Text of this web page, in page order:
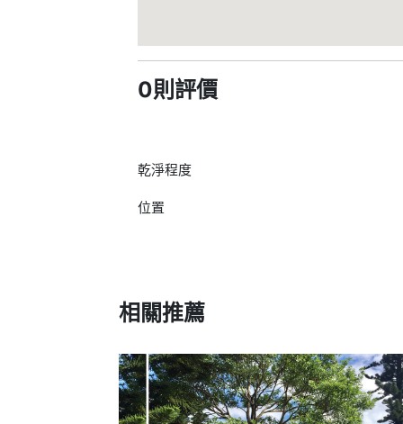
0則評價
乾淨程度
位置
相關推薦